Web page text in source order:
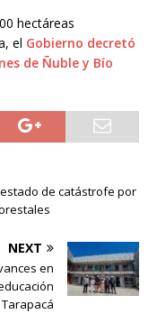
hectáreas
el Gobierno decretó
de Ñuble y Bío
de catástrofe por
NEXT
en